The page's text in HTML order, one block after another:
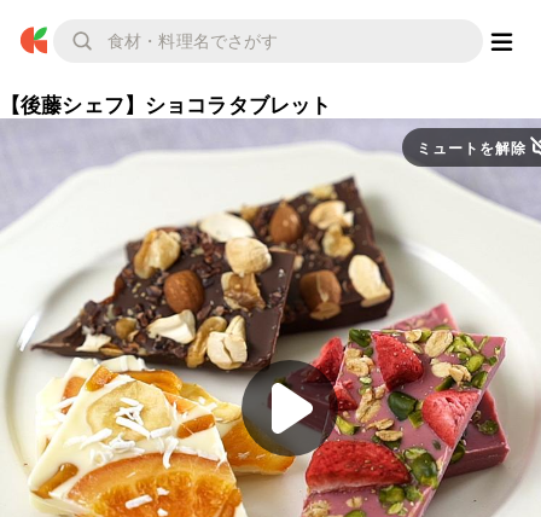
【後藤シェフ】ショコラタブレット
ミュートを解除